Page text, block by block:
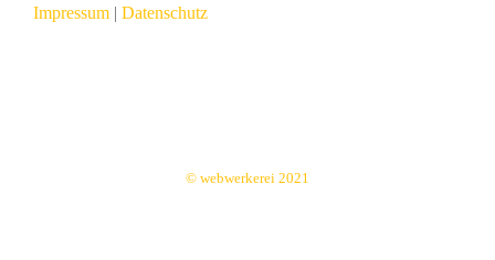
Impressum | Datenschutz
© webwerkerei 2021